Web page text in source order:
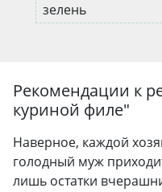
зелень
Рекомендации к
куриной филе"
Наверное, каждой
голодный муж
лишь остатки